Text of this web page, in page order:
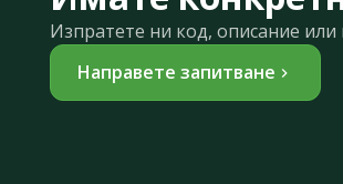
Изпратете ни код, описание
Направете запитване